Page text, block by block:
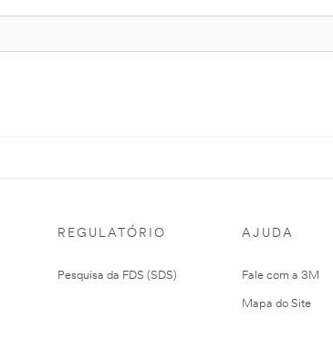
REGULATÓRIO
Pesquisa da FDS (SDS)
AJUDA
Fale com a 3M
Mapa do Site